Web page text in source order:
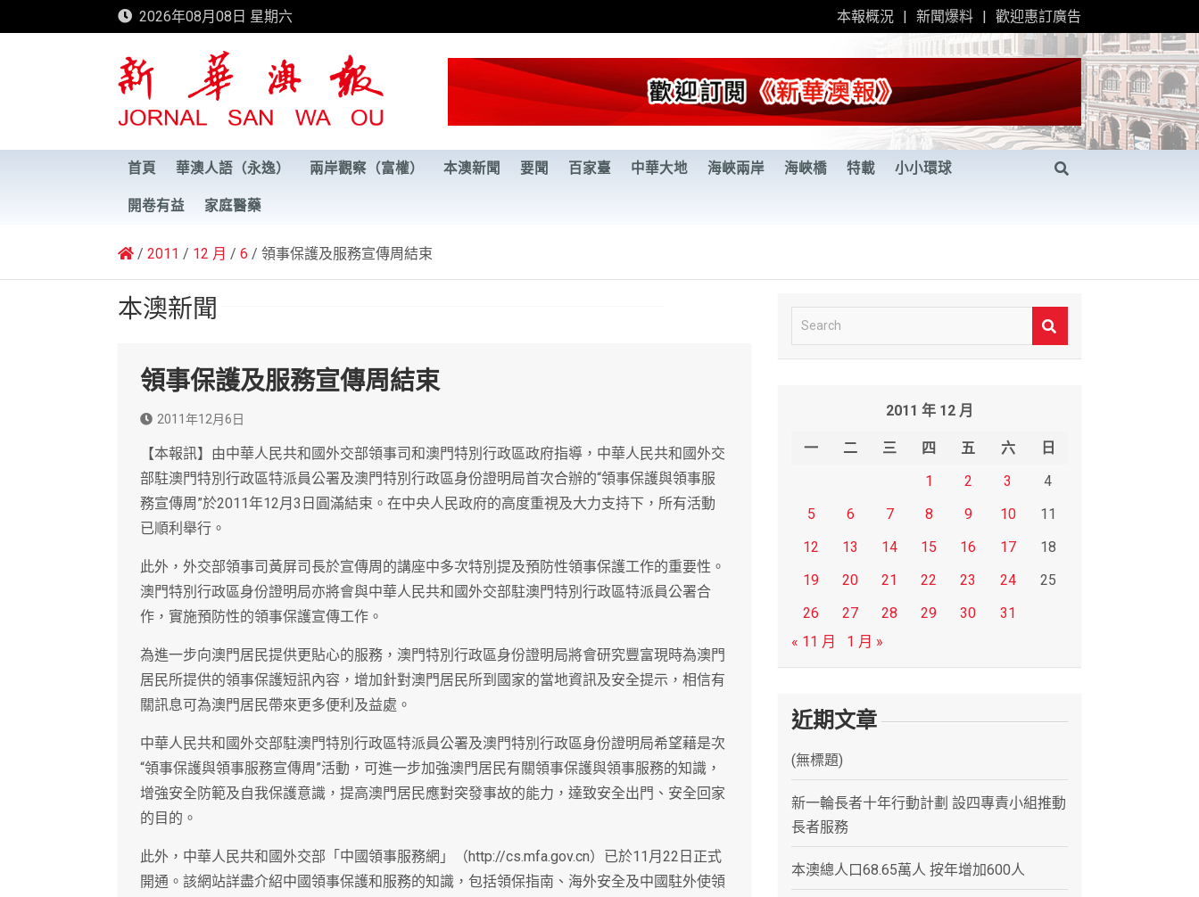
to
2026年08月08日 星期六 本報概況 新聞爆料 歡迎惠訂廣告
新華澳報
首頁 華澳人語（永逸） 兩岸觀察（富權） 本澳新聞 要聞 百家臺 中華大地 海峽兩岸 海峽橋 特載 小小環球
開卷有益 家庭醫藥
2011 12 月 6 領事保護及服務宣傳周結束
本澳新聞
領事保護及服務宣傳周結束
2011年12月6日
【本報訊】由中華人民共和國外交部領事司和澳門特別行政區政府指導，中華人民共和國外交
部駐澳門特別行政區特派員公署及澳門特別行政區身份證明局首次合辦的“領事保護與領事服
務宣傳周”於2011年12月3日圓滿結束。在中央人民政府的高度重視及大力支持下，所有活動
已順利舉行。
此外，外交部領事司黃屏司長於宣傳周的講座中多次特別提及預防性領事保護工作的重要性。
澳門特別行政區身份證明局亦將會與中華人民共和國外交部駐澳門特別行政區特派員公署合
作，實施預防性的領事保護宣傳工作。
為進一步向澳門居民提供更貼心的服務，澳門特別行政區身份證明局將會研究豐富現時為澳門
居民所提供的領事保護短訊內容，增加針對澳門居民所到國家的當地資訊及安全提示，相信有
關訊息可為澳門居民帶來更多便利及益處。
中華人民共和國外交部駐澳門特別行政區特派員公署及澳門特別行政區身份證明局希望藉是次
“領事保護與領事服務宣傳周”活動，可進一步加強澳門居民有關領事保護與領事服務的知識，
增強安全防範及自我保護意識，提高澳門居民應對突發事故的能力，達致安全出門、安全回家
的目的。
此外，中華人民共和國外交部「中國領事服務網」（http://cs.mfa.gov.cn）已於11月22日正式
開通。該網站詳盡介紹中國領事保護和服務的知識，包括領保指南、海外安全及中國駐外使領
e
2011 年 12 月
一 二 三 四 五 六
日
1
2 3
4
5
6 7 8 9 10
11
12
13 14 15 16 17
18
19
20 21 22 23 24
25
26
27 28 29 30
31
« 11 月
1 月 »
近期文章
(無標題)
新一輪長者十年行動計劃 設四專責小組推動
長者服務
本澳總人口68.65萬人 按年增加600人